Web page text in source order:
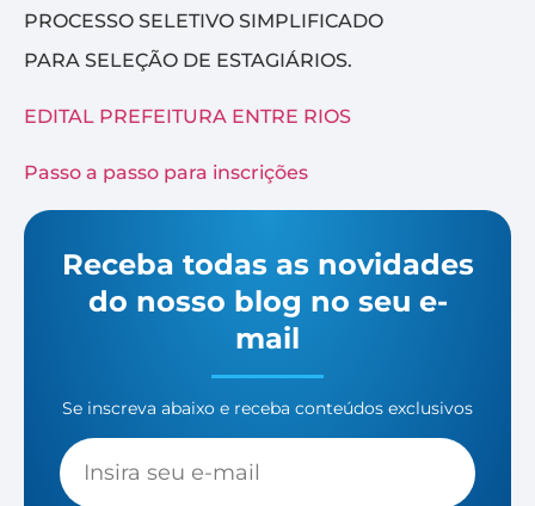
PROCESSO SELETIVO SIMPLIFICADO
PARA SELEÇÃO DE ESTAGIÁRIOS.
EDITAL PREFEITURA ENTRE RIOS
Passo a passo para inscrições
Receba todas as novidades
do nosso blog no seu e-
mail
Se inscreva abaixo e receba conteúdos exclusivos